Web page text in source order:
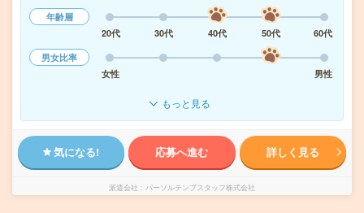
年齢層
20代
30代 40代 50代
60代
男女比率
女性
男性
もっと見る
気になる! 応募へ進む 詳しく見る
派遣会社 パーソルテンプスタッフ株式会社